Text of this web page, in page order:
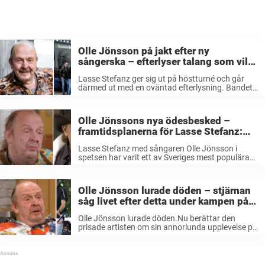
Olle Jönsson på jakt efter ny
sångerska – efterlyser talang som vill
ta ton med Lasse Stefanz:
”Spännande”
Lasse Stefanz ger sig ut på höstturné och går
därmed ut med en oväntad efterlysning. Bandet
Olle Jönssons nya ödesbesked –
framtidsplanerna för Lasse Stefanz:
”Om jag får välja…”
Lasse Stefanz med sångaren Olle Jönsson i
spetsen har varit ett av Sveriges mest populära
Olle Jönsson lurade döden – stjärnan
såg livet efter detta under kampen på
Olle Jönsson lurade döden.Nu berättar den
prisade artisten om sin annorlunda upplevelse på